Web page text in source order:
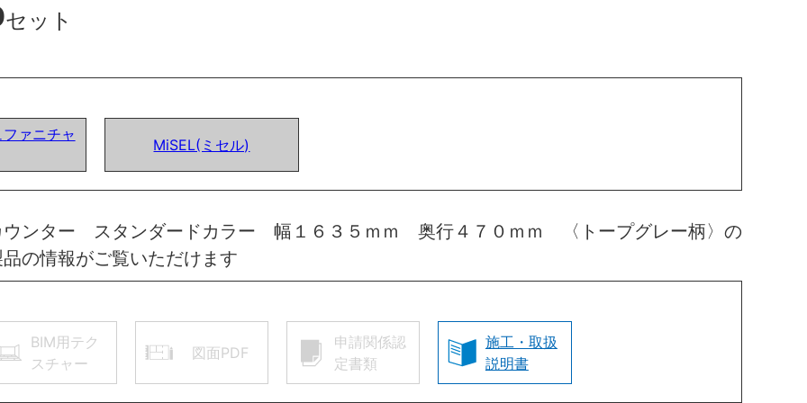
セット
ァニチャ
MiSEL(ミセル)
ンター スタンダードカラー 幅１６３５ｍｍ 奥行４７０ｍｍ 〈トープグレー柄〉の
の情報がご覧いただけます
BIM用テク
スチャー
図面PDF
申請関係認
定書類
施工・取扱
説明書